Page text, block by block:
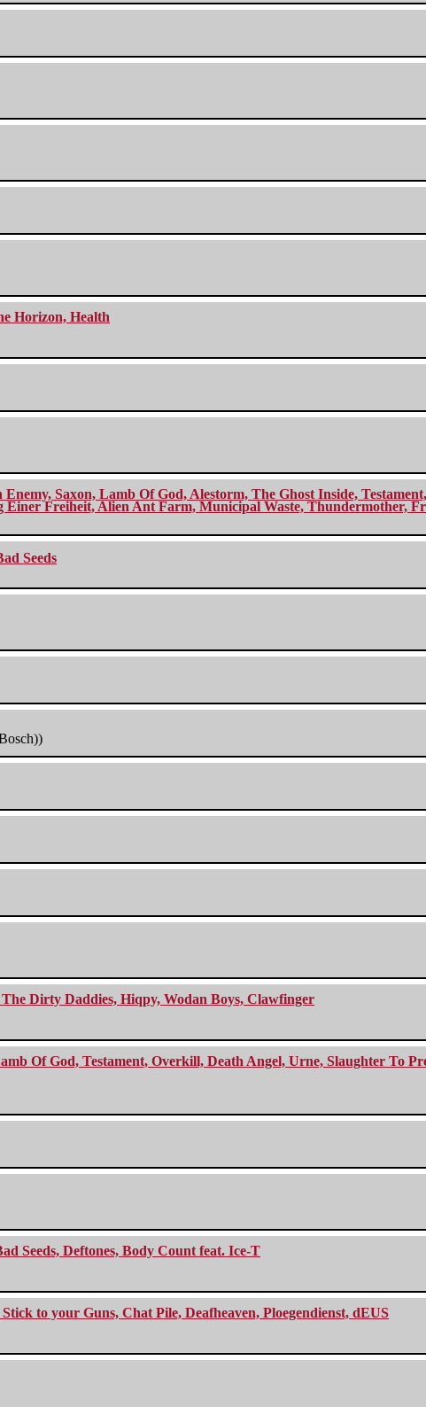
Horizon, Health
Saxon, Lamb Of God, Alestorm, The Ghost Inside,
Einer Freiheit, Alien Ant Farm, Municipal Waste, Thundermother,
Seeds
Dirty Daddies, Hiqpy, Wodan Boys, Clawfinger
Of God, Testament, Overkill, Death Angel, Urne, Slaughter To
Seeds, Deftones, Body Count feat. Ice-T
to your Guns, Chat Pile, Deafheaven, Ploegendienst, dEUS